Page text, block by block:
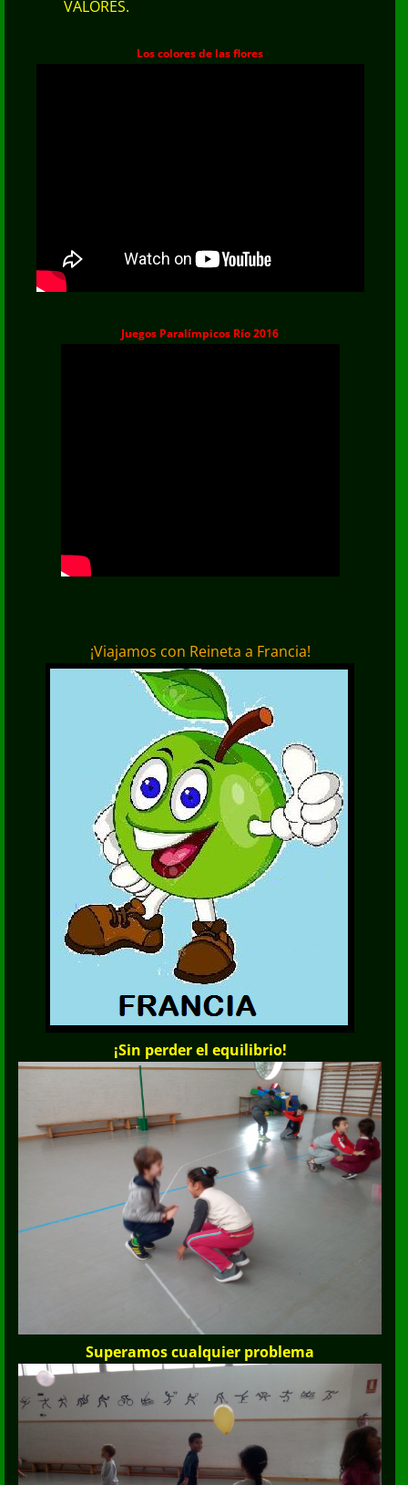
VALORES.
Los colores de las flores
Juegos Paralímpicos Río 2016
¡Viajamos con Reineta a Francia!
¡Sin perder el equilibrio!
Superamos cualquier problema